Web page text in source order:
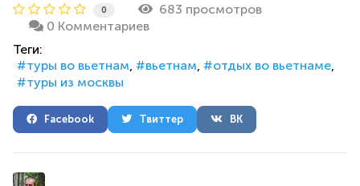
0
683 просмотров
0 Комментариев
Теги:
туры во вьетнам
вьетнам
отдых во вьетнаме
туры из москвы
Facebook Твиттер ВК